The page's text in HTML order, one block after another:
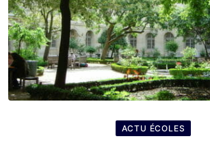
ACTU ÉCOLES